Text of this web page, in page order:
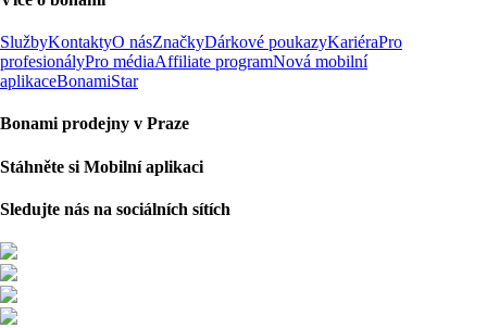
SlužbyKontaktyO násZnačkyDárkové poukazyKariéraPro
profesionályPro médiaAffiliate programNová mobilní
aplikaceBonamiStar
Bonami prodejny v Praze
Stáhněte si Mobilní aplikaci
Sledujte nás na sociálních sítích